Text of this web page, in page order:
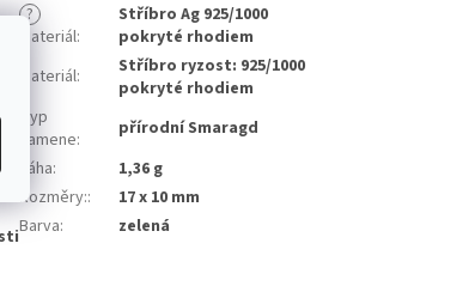
?
Materiál:
Stříbro Ag 925/1000
pokryté rhodiem
Materiál:
Stříbro ryzost: 925/1000
pokryté rhodiem
Typ
kamene:
přírodní Smaragd
Váha:
1,36 g
Rozměry::
17 x 10 mm
Barva: zelená